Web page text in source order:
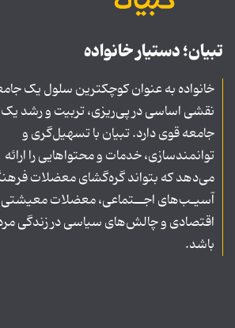
تبیان؛ دستیار خانواده
خانواده به عنوان کوچکترین سلول یک
نقشی اساسی در پی‌ریزی، تربیت و رشد یک
جامعه قوی دارد. تبیان با تسهیل‌گری و
توانمندسازی، خدمات و محتواهایی را ارائه
می‌دهد که بتواند گره‌گشای معضلات
آسیـب‌های اجــتماعی، معضلات
اقتصادی و چالش‌های سیاسی در زندگی
باشد.